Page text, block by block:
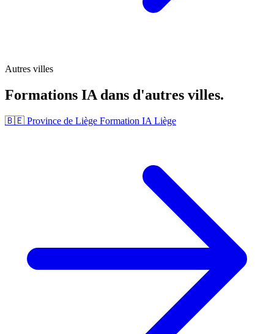
Autres villes
Formations IA dans d'autres villes.
🇧🇪 Province de Liège Formation IA Liège